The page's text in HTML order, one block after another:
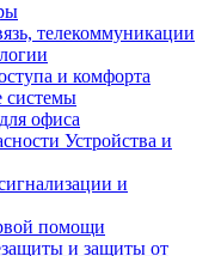
телекоммуникации
и комфорта
системы
офиса
Устройства и
и
помощи
и защиты от